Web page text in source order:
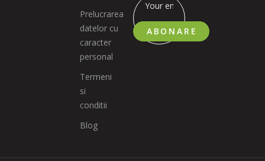
Prelucrarea
datelor cu
caracter
personal
Termeni
si
conditii
Blog
ABONARE